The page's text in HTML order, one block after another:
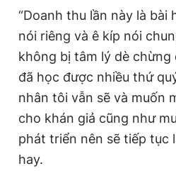
“Doanh thu lần này là bài
nói riêng và ê kíp nói
không bị tâm lý dè chừng
đã học được nhiều thứ
nhân tôi vẫn sẽ và muốn
cho khán giả cũng như
phát triển nên sẽ tiếp tục
hay.